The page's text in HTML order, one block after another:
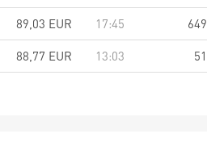
89,03 EUR 17:45
649
88,77 EUR 13:03 51